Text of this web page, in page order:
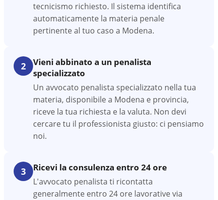
tecnicismo richiesto. Il sistema identifica
automaticamente la materia penale
pertinente al tuo caso a Modena.
2
Vieni abbinato a un penalista
specializzato
Un avvocato penalista specializzato nella tua
materia, disponibile a Modena e provincia,
riceve la tua richiesta e la valuta. Non devi
cercare tu il professionista giusto: ci pensiamo
noi.
3 Ricevi la consulenza entro 24 ore
L'avvocato penalista ti ricontatta
generalmente entro 24 ore lavorative via